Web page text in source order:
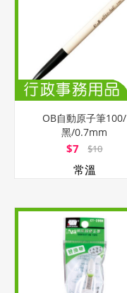
OB自動原子筆100/
黑/0.7mm
$7 $10
常溫